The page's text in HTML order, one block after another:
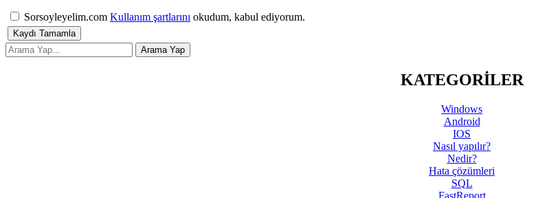
Sorsoyleyelim.com Kullanım şartlarını okudum, kabul ediyorum.
KATEGORİLER
Windows
Android
IOS
Nasıl yapılır?
Nedir?
Hata çözümleri
SQL